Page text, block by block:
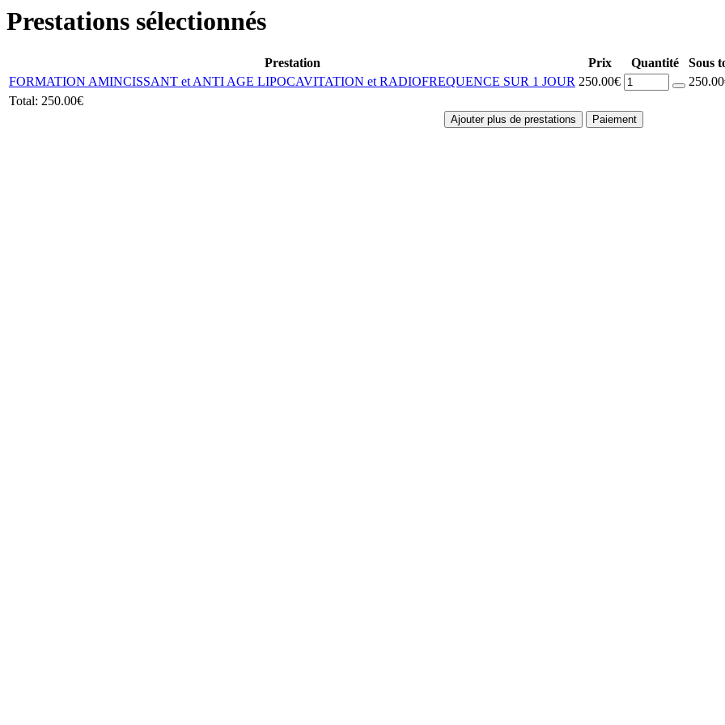
Prestations sélectionnés
Prestation Prix Quantité
Sous
FORMATION AMINCISSANT et ANTI AGE LIPOCAVITATION et RADIOFREQUENCE SUR 1 JOUR 250.00€
Total: 250.00€
Ajouter plus de prestations Paiement